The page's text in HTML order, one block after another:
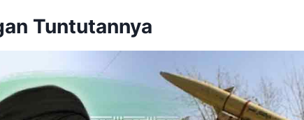
Tuntutannya